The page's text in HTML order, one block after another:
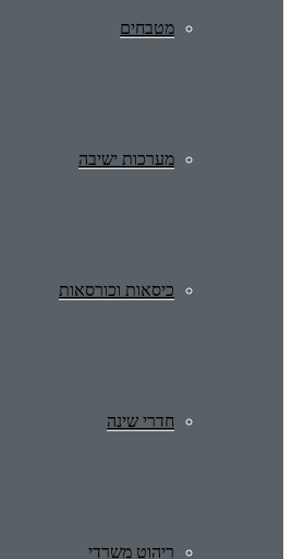
מטבחים
מערכות ישיבה
כיסאות וכורסאות
חדרי שינה
ריהוט משרדי